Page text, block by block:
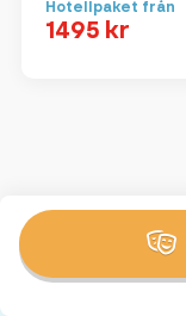
Hotellpaket från
1495 kr